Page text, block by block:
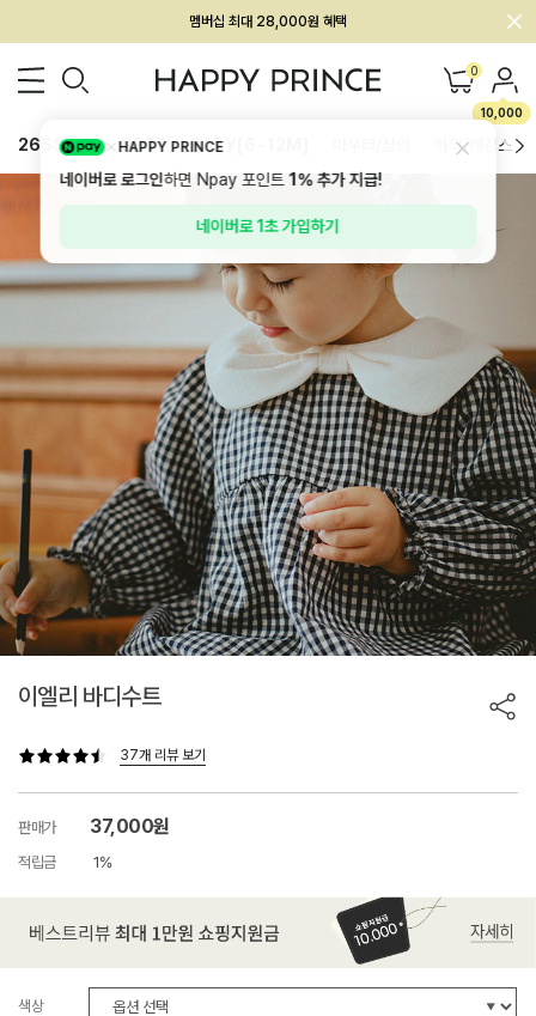
회원전용 아울렛, 가입하면 ~60% 할인!
멤버십 최대 28,000원 혜택 0
10,000
26SS 신상 BEST BABY[6~12M] 하의/레깅스
이엘리 바디수트
37개 리뷰 보기
판매가 37,000원
적립금 1%
색상
HAPPY PRINCE
네이버로 로그인하면 Npay 포인트1%추가 지급!
네이버로 1초 가입하기